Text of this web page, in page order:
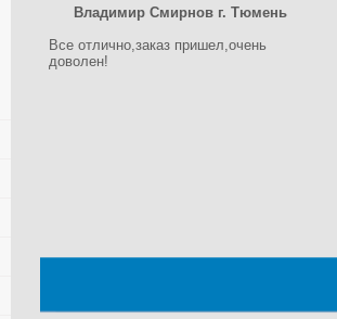
Владимир Смирнов г. Тюмень
Все отлично,заказ пришел,очень
доволен!